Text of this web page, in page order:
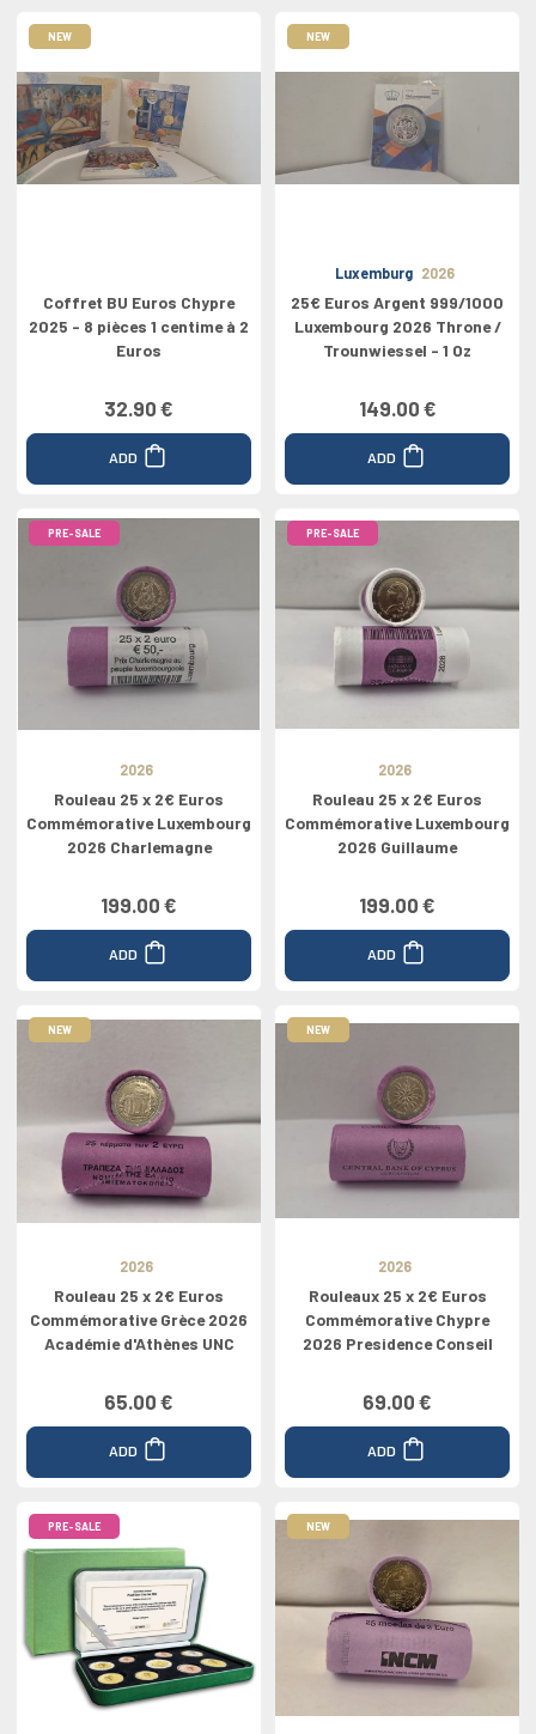
NEW
Coffret BU Euros Chypre
2025 - 8 pièces 1 centime à 2
Euros
32.90 €
ADD
NEW
Luxemburg 2026
25€ Euros Argent 999/1000
Luxembourg 2026 Throne /
Trounwiessel - 1 Oz
149.00 €
ADD
PRE-SALE
2026
Rouleau 25 x 2€ Euros
Commémorative Luxembourg
2026 Charlemagne
199.00 €
ADD
PRE-SALE
2026
Rouleau 25 x 2€ Euros
Commémorative Luxembourg
2026 Guillaume
199.00 €
ADD
NEW
2026
Rouleau 25 x 2€ Euros
Commémorative Grèce 2026
Académie d'Athènes UNC
65.00 €
ADD
NEW
2026
Rouleaux 25 x 2€ Euros
Commémorative Chypre
2026 Presidence Conseil
69.00 €
ADD
PRE-SALE NEW